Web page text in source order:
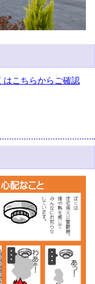
はこちらからご確認